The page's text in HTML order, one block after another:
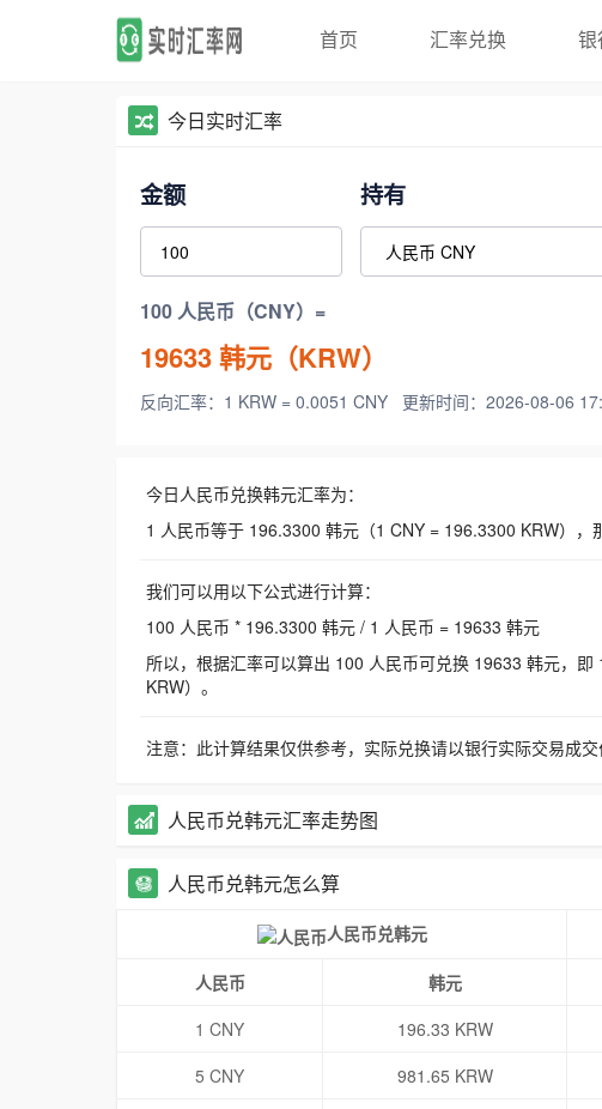
首页 汇率兑换 银
今日实时汇率
金额 持有
100 人民币（CNY）=
19633韩元（KRW）
反向汇率：1 KRW = 0.0051 CNY 更新时间：2026-08-06
今日人民币兑换韩元汇率为：
1 人民币等于 196.3300 韩元（1 CNY = 196.3300 KRW），
我们可以用以下公式进行计算：
100 人民币 * 196.3300 韩元 / 1 人民币 = 19633 韩元
所以，根据汇率可以算出 100 人民币可兑换 19633 韩元，
KRW）。
注意：此计算结果仅供参考，实际兑换请以银行实际交易成交
人民币兑韩元汇率走势图
人民币兑韩元怎么算
人民币兑韩元
人民币 韩元
1 CNY
196.33 KRW
5 CNY
981.65 KRW